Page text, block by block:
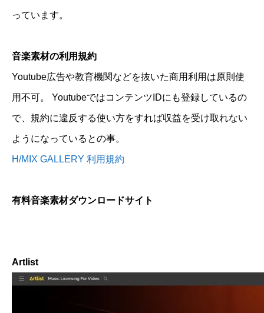
っています。
音楽素材の利用規約
Youtube広告や教育機関などを抜いた商用利用は原則使
用不可。 YoutubeではコンテンツIDにも登録しているの
で、規約に違反する使い方をすれば収益を受け取れない
ようになっているとの事。
H/MIX GALLERY 利用規約
有料音楽素材ダウンロードサイト
Artlist